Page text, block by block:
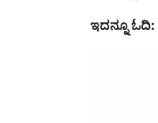
ಇದನ್ನೂ ಓದಿ: